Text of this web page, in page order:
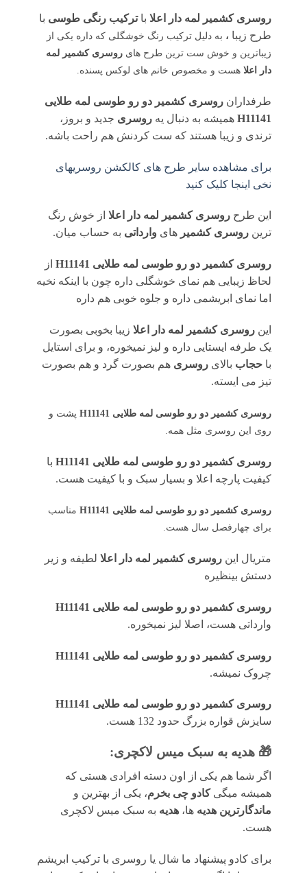
روسری کشمیر لمه دار اعلا باترکیب رنگی طوسی با
طرح زیبا ، به دلیل ترکیب رنگ خوشگلی که داره یکی از
زیباترین و خوش ست ترین طرح های روسری کشمیر لمه
دار اعلا هست و مخصوص خانم های لوکس پسنده.
طرفداران روسری کشمیر دو رو طوسی لمه طلایی
H11141 همیشه به دنبال یه روسری جدید و بروز،
ترندی و زیبا هستند که ست کردنش هم راحت باشه.
برای مشاهده سایر طرح های کالکشن روسریهای
نخی اینجا کلیک کنید
این طرح روسری کشمیر لمه دار اعلا از خوش رنگ
ترین روسری کشمیر های وارداتی به حساب میان.
روسری کشمیر دو رو طوسی لمه طلایی H11141
از
لحاظ زیبایی هم نمای خوشگلی داره چون با اینکه نخیه
اما نمای ابریشمی داره و جلوه خوبی هم داره
این روسری کشمیر لمه دار اعلا زیبا بخوبی بصورت
یک طرفه ایستایی داره و لیز نمیخوره، و برای استایل
با حجاب بالای روسری هم بصورت گرد و هم بصورت
تیز می ایسته.
روسری کشمیر دو رو طوسی لمه طلایی H11141
پشت و
روی این روسری مثل همه.
روسری کشمیر دو رو طوسی لمه طلایی H11141
با
کیفیت پارچه اعلا و بسیار سبک و با کیفیت هست.
روسری کشمیر دو رو طوسی لمه طلایی H11141
مناسب
برای چهارفصل سال هست.
متریال این روسری کشمیر لمه دار اعلا لطیفه و زیر
دستش بینظیره
روسری کشمیر دو رو طوسی لمه طلایی H11141
وارداتی هست، اصلا لیز نمیخوره.
روسری کشمیر دو رو طوسی لمه طلایی H11141
چروک نمیشه.
روسری کشمیر دو رو طوسی لمه طلایی H11141
سایزش قواره بزرگ حدود 132 هست.
🎁 هدیه به سبک میس لاکچری:
اگر شما هم یکی از اون دسته افرادی هستی که
همیشه میگیکادو چی بخرم، یکی از بهترین و
ماندگارترین هدیه ها، هدیه به سبک میس لاکچری
هست.
برای کادو پیشنهاد ما شال یا روسری با ترکیب ابریشم